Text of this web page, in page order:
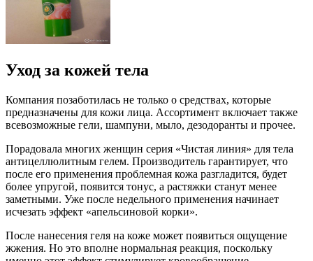
Уход за кожей тела
Компания позаботилась не только о средствах, которые
предназначены для кожи лица. Ассортимент включает также
всевозможные гели, шампуни, мыло, дезодоранты и прочее.
Порадовала многих женщин серия «Чистая линия» для тела
антицеллюлитным гелем. Производитель гарантирует, что
после его применения проблемная кожа разгладится, будет
более упругой, появится тонус, а растяжки станут менее
заметными. Уже после недельного применения начинает
исчезать эффект «апельсиновой корки».
После нанесения геля на коже может появиться ощущение
жжения. Но это вполне нормальная реакция, поскольку